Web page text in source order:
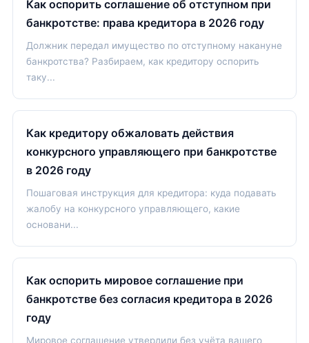
Как оспорить соглашение об отступном при
банкротстве: права кредитора в 2026 году
Должник передал имущество по отступному накануне
банкротства? Разбираем, как кредитору оспорить
таку...
Как кредитору обжаловать действия
конкурсного управляющего при банкротстве
в 2026 году
Пошаговая инструкция для кредитора: куда подавать
жалобу на конкурсного управляющего, какие
основани...
Как оспорить мировое соглашение при
банкротстве без согласия кредитора в 2026
году
Мировое соглашение утвердили без учёта вашего